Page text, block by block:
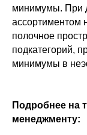
минимумы. При
ассортиментом
полочное
подкатегорий,
минимумы в
Подробнее на
менеджменту: